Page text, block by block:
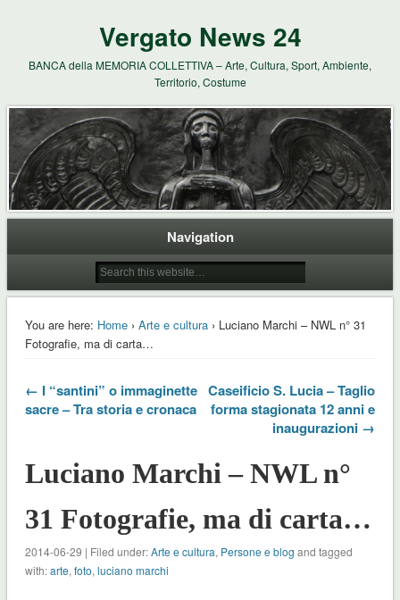
Vergato News 24
BANCA della MEMORIA COLLETTIVA – Arte, Cultura, Sport, Ambiente,
Territorio, Costume
Navigation
You are here: Home› Arte e cultura› Luciano Marchi – NWL n° 31
Fotografie, ma di carta…
← I “santini” o immaginette
sacre – Tra storia e cronaca
Caseificio S. Lucia – Taglio
forma stagionata 12 anni e
inaugurazioni →
Luciano Marchi – NWL n°
31 Fotografie, ma di carta…
2014-06-29 | Filed under:Arte e cultura, Persone e blog and tagged
with:arte, foto, luciano marchi